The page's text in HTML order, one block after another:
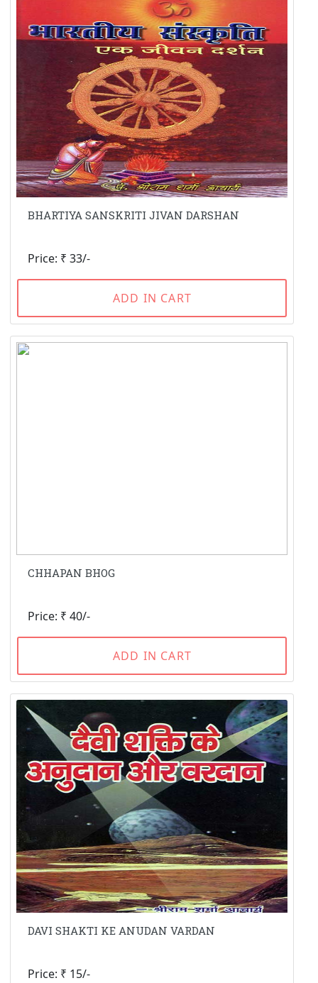
BHARTIYA SANSKRITI JIVAN DARSHAN
Price: ₹ 33/-
ADD IN CART
CHHAPAN BHOG
Price: ₹ 40/-
ADD IN CART
DAVI SHAKTI KE ANUDAN VARDAN
Price: ₹ 15/-